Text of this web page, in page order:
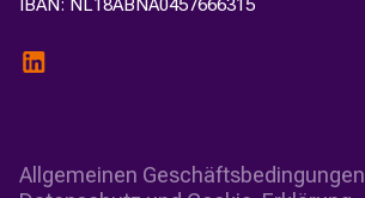
IBAN: NL18ABNA0457666315
Allgemeinen Geschäftsbedingungen